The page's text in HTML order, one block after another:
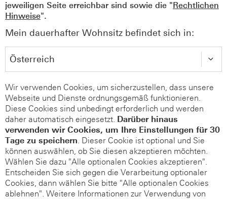
jeweiligen Seite erreichbar sind sowie die "Rechtlichen
Hinweise".
Mein dauerhafter Wohnsitz befindet sich in:
Wir verwenden Cookies, um sicherzustellen, dass unsere
Webseite und Dienste ordnungsgemäß funktionieren.
Diese Cookies sind unbedingt erforderlich und werden
daher automatisch eingesetzt. Darüber hinaus
verwenden wir Cookies, um Ihre Einstellungen für 30
Tage zu speichern. Dieser Cookie ist optional und Sie
können auswählen, ob Sie diesen akzeptieren möchten.
Wählen Sie dazu "Alle optionalen Cookies akzeptieren".
Entscheiden Sie sich gegen die Verarbeitung optionaler
Cookies, dann wählen Sie bitte "Alle optionalen Cookies
ablehnen". Weitere Informationen zur Verwendung von